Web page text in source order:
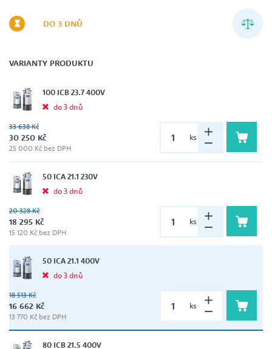
DO 3 DNŮ
VARIANTY PRODUKTU
100 ICB 23.7 400V
do 3 dnů
33 638 Kč
30 250 Kč
25 000 Kč bez DPH
ks
50 ICA 21.1 230V
do 3 dnů
20 328 Kč
18 295 Kč
15 120 Kč bez DPH
ks
50 ICA 21.1 400V
do 3 dnů
18 513 Kč
16 662 Kč
13 770 Kč bez DPH
ks
80 ICB 21.5 400V